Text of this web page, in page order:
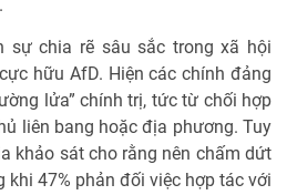
sự chia rẽ sâu sắc trong xã hội
hữu AfD. Hiện các chính đảng
lửa” chính trị, tức từ chối hợp
liên bang hoặc địa phương. Tuy
khảo sát cho rằng nên chấm dứt
khi 47% phản đối việc hợp tác với